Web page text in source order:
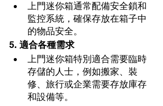
上門迷你箱通常配備安全鎖和
監控系統，確保存放在箱子中
的物品安全。
5. 適合各種需求
上門迷你箱特別適合需要臨時
存儲的人士，例如搬家、裝
修、旅行或企業需要存放庫存
和設備等。